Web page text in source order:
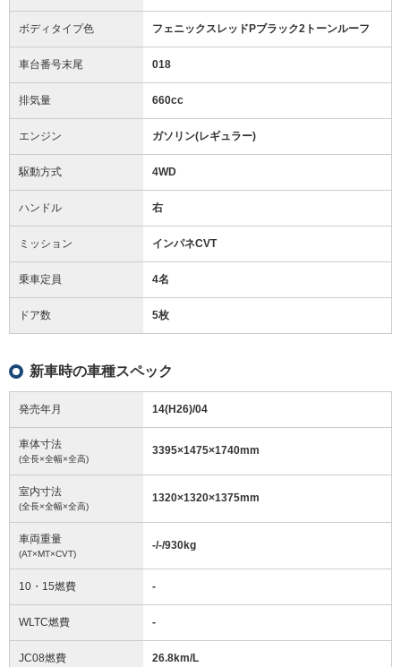
ボディタイプ色 フェニックスレッドPブラック2トーンルーフ
車台番号末尾 018
排気量 660cc
エンジン ガソリン(レギュラー)
駆動方式 4WD
ハンドル 右
ミッション インパネCVT
乗車定員 4名
ドア数 5枚
新車時の車種スペック
発売年月 14(H26)/04
車体寸法
(全長×全幅×全高)
3395×1475×1740mm
室内寸法
(全長×全幅×全高)
1320×1320×1375mm
車両重量
(AT×MT×CVT)
-/-/930kg
10・15燃費 -
WLTC燃費 -
JC08燃費 26.8km/L